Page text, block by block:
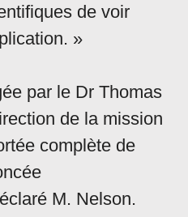
de voir
»
par le Dr Thomas
de la mission
complète de
M. Nelson.